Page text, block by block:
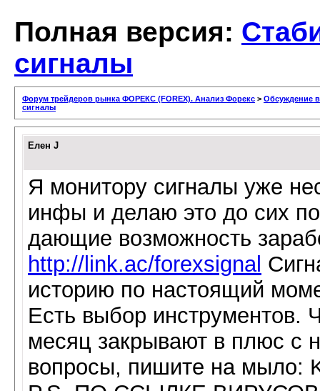
Полная версия:
сигналы
Форум трейдеров рынка ФОРЕКС (FOREX). Анализ Форекс > Обсуждение
сигналы
Елен J
Я монитору сигналы уже
инфы и делаю это до сих
дающие возможность
http://link.ac/forexsignal
историю по настоящий
Есть выбор инструментов.
месяц закрывают в плюс с
вопросы, пишите на мыло: